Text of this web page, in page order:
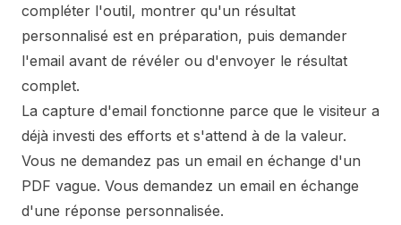
compléter l'outil, montrer qu'un résultat
personnalisé est en préparation, puis demander
l'email avant de révéler ou d'envoyer le résultat
complet.
La capture d'email fonctionne parce que le visiteur a
déjà investi des efforts et s'attend à de la valeur.
Vous ne demandez pas un email en échange d'un
PDF vague. Vous demandez un email en échange
d'une réponse personnalisée.